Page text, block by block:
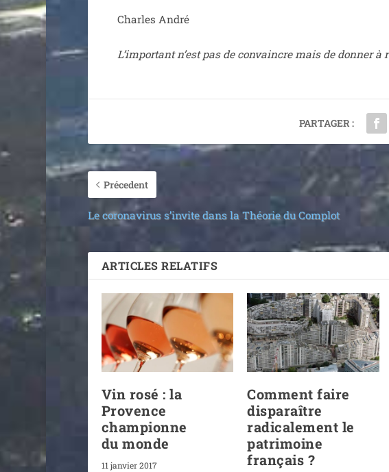
Charles André
L’important n’est pas de convaincre mais de don­ner à
PARTAGER :
Précedent
Le coronavirus s’invite dans la Théorie du Complot
ARTICLES RELATIFS
Vin rosé : la
Provence
championne
du monde
11 janvier 2017
Comment faire
disparaître
radicalement le
patrimoine
français ?